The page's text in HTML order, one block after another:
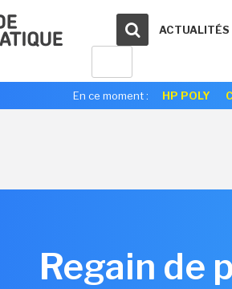
ACTUALITÉS
En ce moment : HP POLY
Regain de